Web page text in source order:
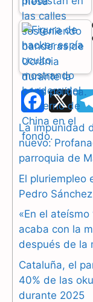
F
a
c
b
o
o
k
X
La impunidad
nuevo:
parroquia de
El pluriempleo
Pedro Sánchez
«En el
acaba con la
después de la
Cataluña, el
40% de las
durante 2025